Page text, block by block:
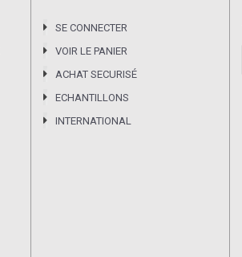
SE CONNECTER
VOIR LE PANIER
ACHAT SECURISÉ
ECHANTILLONS
INTERNATIONAL